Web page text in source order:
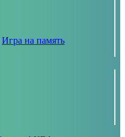
Игра на память